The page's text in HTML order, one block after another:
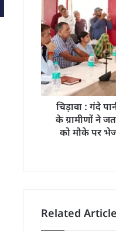
चिड़ावा : गंदे
के ग्रामीणों ने
को मौके पर
Related